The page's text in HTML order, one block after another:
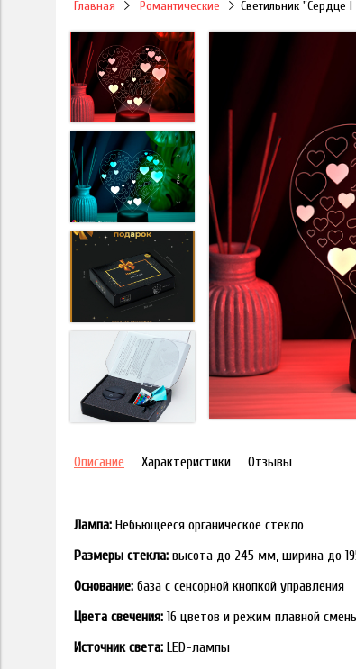
Главная Романтические Светильник "Сердце I
Описание Характеристики Отзывы
Лампа: Небьющееся органическое стекло
Размеры стекла: высота до 245 мм, ширина до
Основание: база с сенсорной кнопкой управления
Цвета свечения: 16 цветов и режим плавной
Источник света: LED-лампы